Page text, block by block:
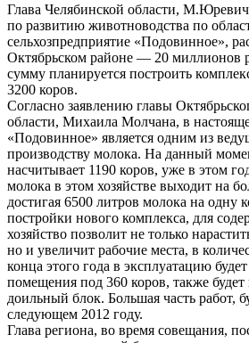
​Глава Челябинской области,
по развитию животноводства по
сельхозпредприятие «Подовинное»,
Октябрьском районе — 20 миллионов
сумму планируется построить
3200 коров.
​Согласно заявлению главы
области, Михаила Молчана, в
«Подовинное» является одним из
производству молока. На данный
насчитывает 1190 коров, уже в этом
молока в этом хозяйстве выходит на
достигая 6500 литров молока на одну
постройки нового комплекса, для
хозяйство позволит не только
но и увеличит рабочие места, в
конца этого года в эксплуатацию
помещения под 360 коров, также будет
доильный блок. Большая часть работ,
следующем 2012 году.
​Глава региона, во время совещания,